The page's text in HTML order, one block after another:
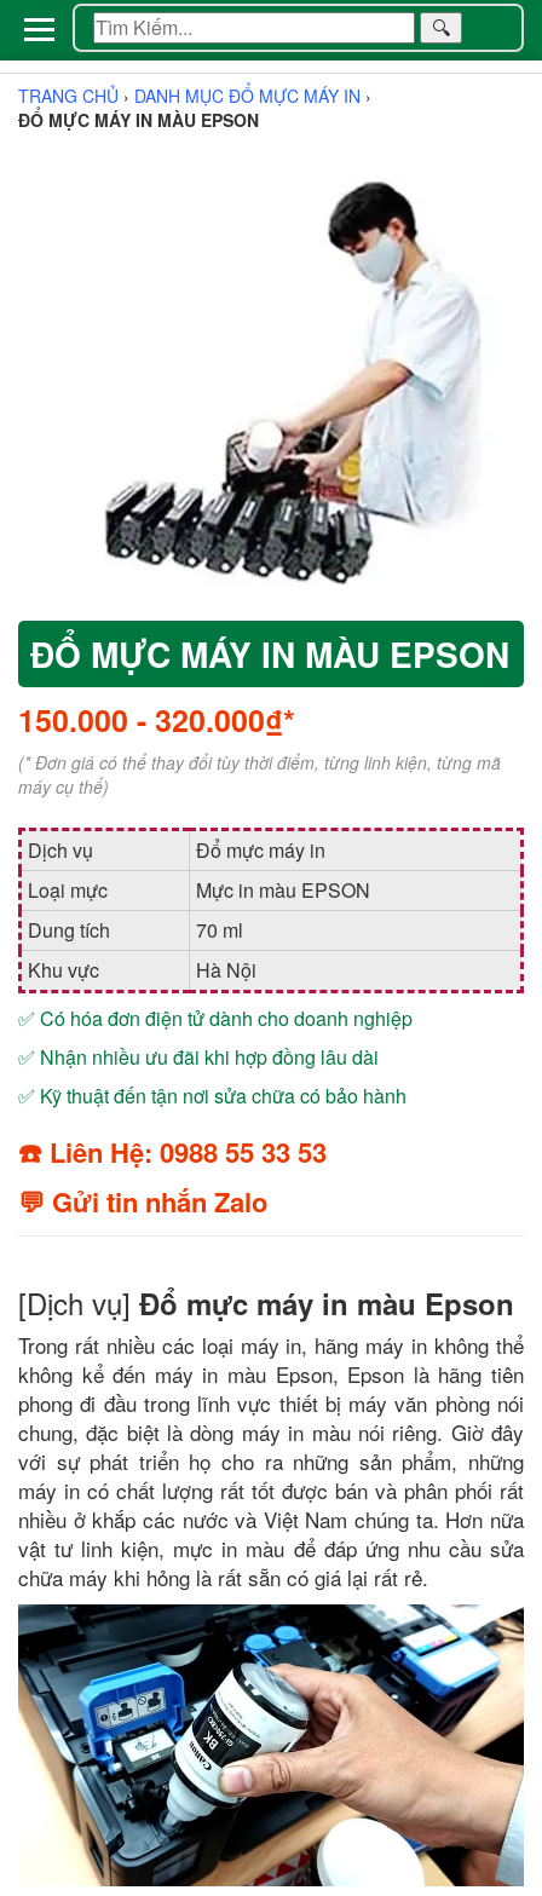
🔍
TRANG CHỦ › DANH MỤC ĐỔ MỰC MÁY IN ›
ĐỔ MỰC MÁY IN MÀU EPSON
ĐỔ MỰC MÁY IN MÀU EPSON
150.000 -320.000₫*
(* Đơn giá có thể thay đổi tùy thời điểm, từng linh kiện, từng mã
máy cụ thể)
Dịch vụ
Đổ mực máy in
Loại mực
Mực in màu EPSON
Dung tích
70 ml
Khu vực
Hà Nội
✅ Có hóa đơn điện tử dành cho doanh nghiệp
✅ Nhận nhiều ưu đãi khi hợp đồng lâu dài
✅ Kỹ thuật đến tận nơi sửa chữa có bảo hành
☎️ Liên Hệ: 0988 55 33 53
💬 Gửi tin nhắn Zalo
[Dịch vụ] Đổ mực máy in màu Epson
Trong rất nhiều các loại máy in, hãng máy in không thể
không kể đến máy in màu Epson, Epson là hãng tiên
phong đi đầu trong lĩnh vực thiết bị máy văn phòng nói
chung, đặc biệt là dòng máy in màu nói riêng. Giờ đây
với sự phát triển họ cho ra những sản phẩm, những
máy in có chất lượng rất tốt được bán và phân phối rất
nhiều ở khắp các nước và Việt Nam chúng ta. Hơn nữa
vật tư linh kiện, mực in màu để đáp ứng nhu cầu sửa
chữa máy khi hỏng là rất sẵn có giá lại rất rẻ.